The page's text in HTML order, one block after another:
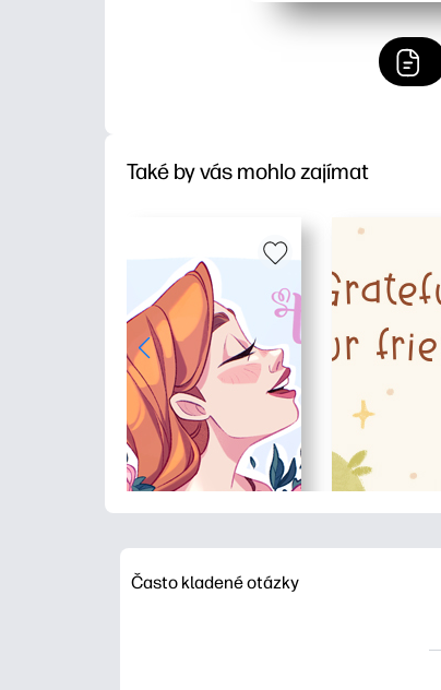
Také by vás mohlo zajímat
Často kladené otázky